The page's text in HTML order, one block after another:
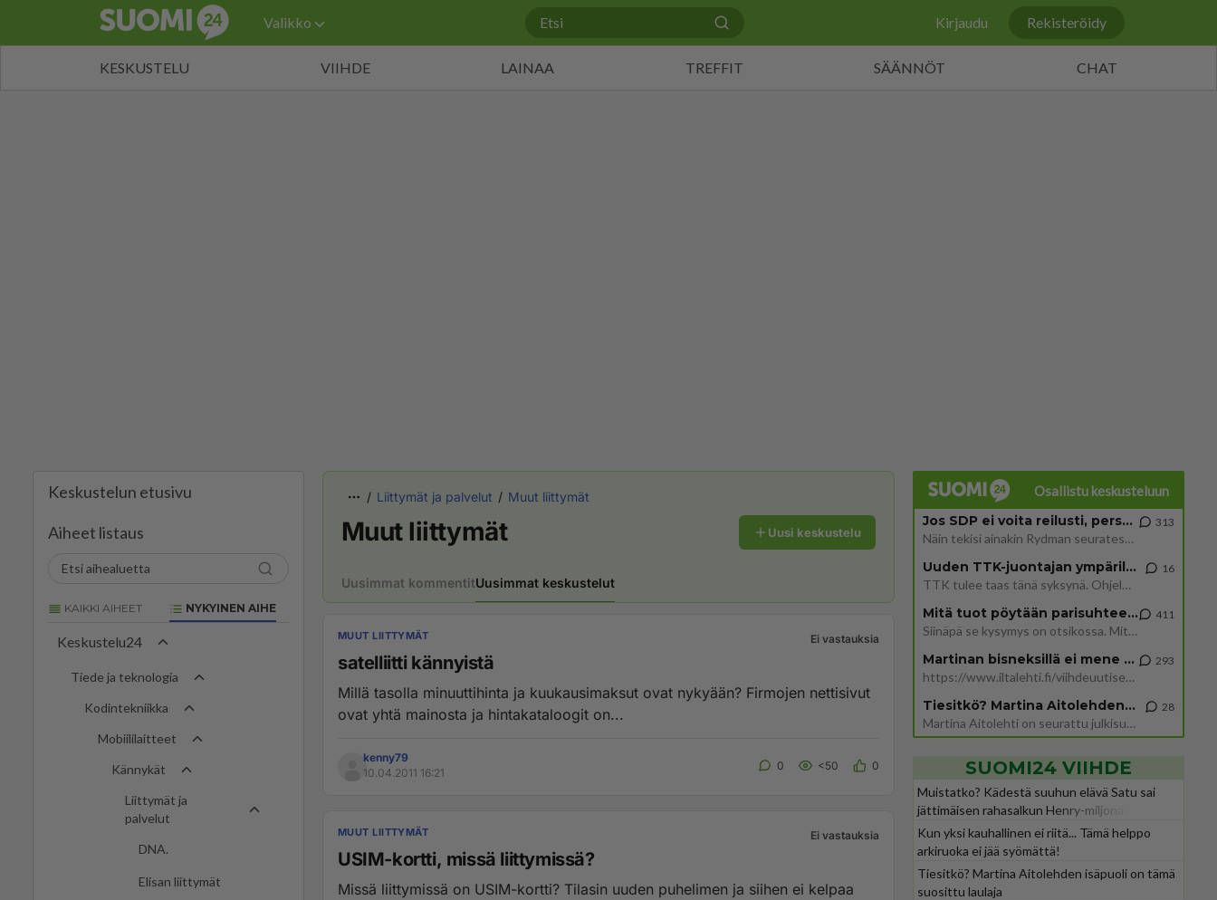
Valikko Kirjaudu Rekisteröidy
KESKUSTELU VIIHDE LAINAA TREFFIT SÄÄNNÖT CHAT
Keskustelun etusivu
Aiheet listaus
KAIKKI AIHEET NYKYINEN AIHE
Keskustelu24
Tiede ja teknologia
Kodintekniikka
Mobiililaitteet
Kännykät
Liittymät ja
palvelut
DNA.
Elisan liittymät
Liittymät ja palvelut Muut liittymät
Muut liittymät Uusi keskustelu
Uusimmat kommentitUusimmat keskustelut
MUUT LIITTYMÄT Ei vastauksia
satelliitti kännyistä
Millä tasolla minuuttihinta ja kuukausimaksut ovat nykyään? Firmojen nettisivut
ovat yhtä mainosta ja hintakataloogit on...
kenny79
10.04.2011 16:21
0 <50 0
MUUT LIITTYMÄT Ei vastauksia
USIM-kortti, missä liittymissä?
Missä liittymissä on USIM-kortti? Tilasin uuden puhelimen ja siihen ei kelpaa
Osallistu keskusteluun
Jos SDP ei voita reilusti, persut kumoavat demokratian Suomesta
Näin tekisi ainakin Rydman seuratessaan idolinsa Trumpin mallia https://www.is.fi/politiikka/art-2000012187244.html
313
Uuden TTK-juontajan ympärillä epätietoisuus sakenee - Nyt MTV hämmentää soppaa
TTK tulee taas tänä syksynä. Ohjelman uudet tähtioppilaat julkistetaan torstaina 6. elokuuta klo 14 alkavassa lehdistö
16
Mitä tuot pöytään parisuhteessa?
Siinäpä se kysymys on otsikossa. Mitäpä siis tuot/toisit pöytään parisuhteessa? Oletko mies vai nainen? Koetko sen mitä
411
Martinan bisneksillä ei mene hyvin
https://www.iltalehti.fi/viihdeuutiset/a/c46da6ab-340f-4790-aaa7-0865eed2336 Yrityksen konkurssihakemus on tullut kärä
293
Tiesitkö? Martina Aitolehden isäpuoli on tämä suosittu laulaja
Martina Aitolehti on seurattu julkisuuden henkilö. Lähipiiriin mahtuu muitakin tunnettuja henkilöitä. Tiesitkö, että Ma
28
SUOMI24 VIIHDE
Muistatko? Kädestä suuhun elävä Satu sai
jättimäisen rahasalkun Henry-miljonääriltä
Kun yksi kauhallinen ei riitä... Tämä helppo
arkiruoka ei jää syömättä!
Tiesitkö? Martina Aitolehden isäpuoli on tämä
suosittu laulaja